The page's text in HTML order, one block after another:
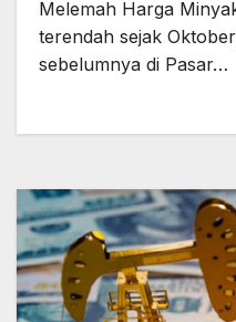
Melemah Harga
terendah sejak
sebelumnya di Pasar…